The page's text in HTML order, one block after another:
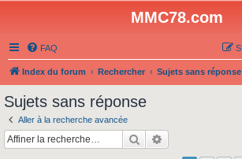
MMC78.com
FAQ
Index du forum Rechercher Sujets sans réponse
Sujets sans réponse
Aller à la recherche avancée
Rechercher